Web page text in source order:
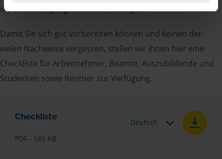
die Bescheinigung über das Kindergeld.
Damit Sie sich gut vorbereiten können und keinen der
vielen Nachweise vergessen, stellen wir Ihnen hier eine
Checkliste für Arbeitnehmer, Beamte, Auszubildende und
Studenten sowie Rentner zur Verfügung.
Checkliste
PDF - 585 KB
Deutsch